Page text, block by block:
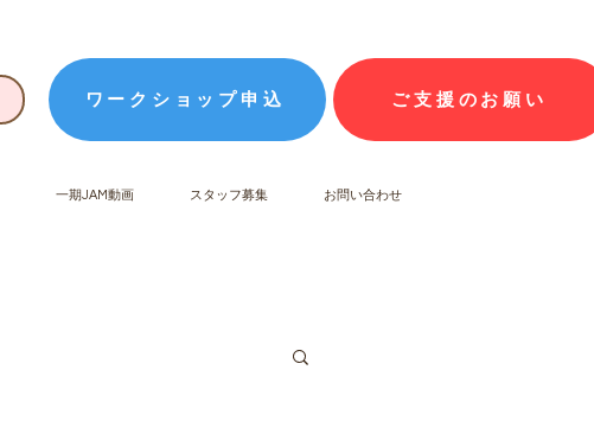
ワークショップ申込 ご支援のお願い
一期JAM動画 スタッフ募集 お問い合わせ